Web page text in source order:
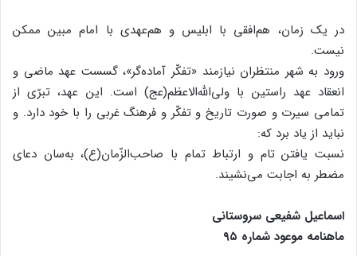
در یک زمان، هم‌افقی با ابلیس و هم‌عهدی با امام مبین ممکن
نیست.
ورود به شهر منتظران نیازمند «تفکّر آماده‌گر»، گسست عهد ماضی و
انعقاد عهد راستین با ولی‌الله‌الاعظم(عج) است. این عهد، تبرّی از
تمامی سیرت و صورت تاریخ و تفکّر و فرهنگ غربی را با خود دارد. و
نباید از یاد برد که:
نسبت یافتن تام و ارتباط تمام با صاحب‌الزّمان(ع)، به‌سان دعای
مضطر به اجابت می‌نشیند.
اسماعیل شفیعی سروستانی
ماهنامه موعود شماره ۹۵